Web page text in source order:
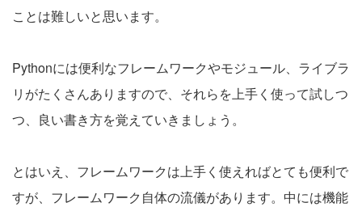
ことは難しいと思います。
Pythonには便利なフレームワークやモジュール、ライブラ
リがたくさんありますので、それらを上手く使って試しつ
つ、良い書き方を覚えていきましょう。
とはいえ、フレームワークは上手く使えればとても便利で
すが、フレームワーク自体の流儀があります。中には機能